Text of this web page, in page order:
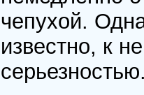
чепухой.
известно, к